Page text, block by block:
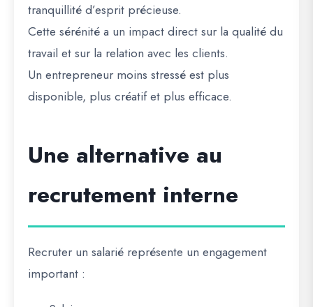
tranquillité d’esprit précieuse.
Cette sérénité a un impact direct sur la qualité du
travail et sur la relation avec les clients.
Un entrepreneur moins stressé est plus
disponible, plus créatif et plus efficace.
Une alternative au
recrutement interne
Recruter un salarié représente un engagement
important :